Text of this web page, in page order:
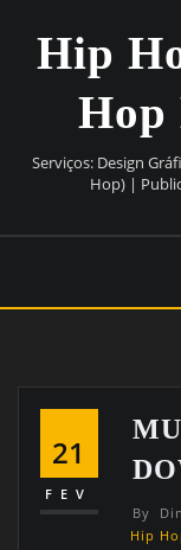
Hip
Hop
Serviços: Design
Hop) |
21
FEV
By
Hip